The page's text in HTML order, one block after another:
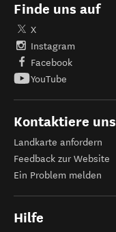
Finde uns auf
X
Instagram
Facebook
YouTube
Kontaktiere uns
Landkarte anfordern
Feedback zur Website
Ein Problem melden
Hilfe